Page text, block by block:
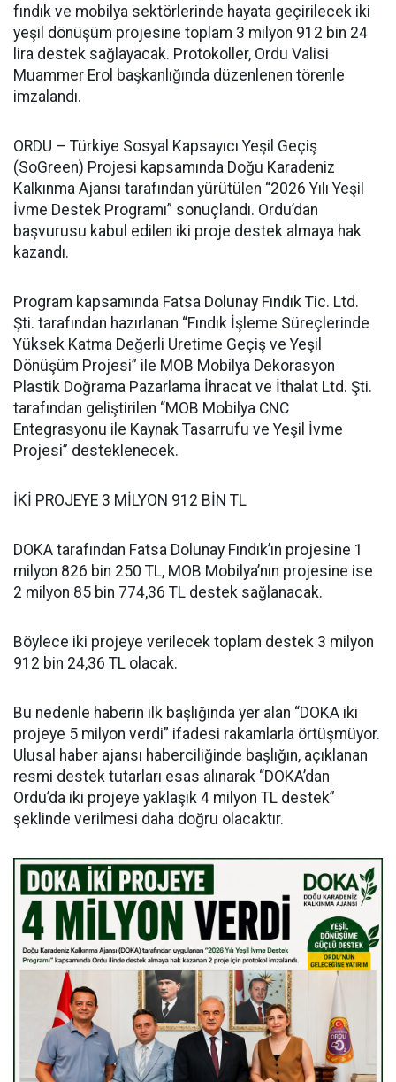
fındık ve mobilya sektörlerinde hayata geçirilecek iki
yeşil dönüşüm projesine toplam 3 milyon 912 bin 24
lira destek sağlayacak. Protokoller, Ordu Valisi
Muammer Erol başkanlığında düzenlenen törenle
imzalandı.
ORDU – Türkiye Sosyal Kapsayıcı Yeşil Geçiş
(SoGreen) Projesi kapsamında Doğu Karadeniz
Kalkınma Ajansı tarafından yürütülen “2026 Yılı Yeşil
İvme Destek Programı” sonuçlandı. Ordu’dan
başvurusu kabul edilen iki proje destek almaya hak
kazandı.
Program kapsamında Fatsa Dolunay Fındık Tic. Ltd.
Şti. tarafından hazırlanan “Fındık İşleme Süreçlerinde
Yüksek Katma Değerli Üretime Geçiş ve Yeşil
Dönüşüm Projesi” ile MOB Mobilya Dekorasyon
Plastik Doğrama Pazarlama İhracat ve İthalat Ltd. Şti.
tarafından geliştirilen “MOB Mobilya CNC
Entegrasyonu ile Kaynak Tasarrufu ve Yeşil İvme
Projesi” desteklenecek.
İKİ PROJEYE 3 MİLYON 912 BİN TL
DOKA tarafından Fatsa Dolunay Fındık’ın projesine 1
milyon 826 bin 250 TL, MOB Mobilya’nın projesine ise
2 milyon 85 bin 774,36 TL destek sağlanacak.
Böylece iki projeye verilecek toplam destek 3 milyon
912 bin 24,36 TL olacak.
Bu nedenle haberin ilk başlığında yer alan “DOKA iki
projeye 5 milyon verdi” ifadesi rakamlarla örtüşmüyor.
Ulusal haber ajansı haberciliğinde başlığın, açıklanan
resmi destek tutarları esas alınarak “DOKA’dan
Ordu’da iki projeye yaklaşık 4 milyon TL destek”
şeklinde verilmesi daha doğru olacaktır.